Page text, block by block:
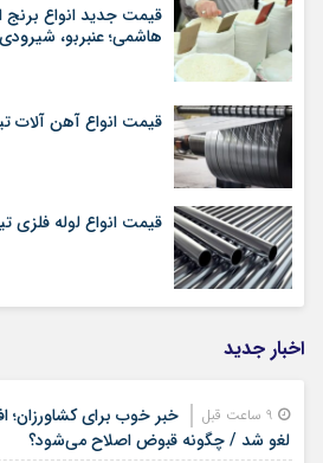
هاشمی؛ عنبربو،
قیمت انواع آهن آلات تیر
قیمت انواع لوله فلزی تیر ۱۴۰۵
اخبار جدید
لغو شد / چگونه قبوض اصلاح می‌شود؟